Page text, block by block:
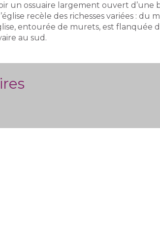
un ossuaire largement ouvert d’une
recèle des richesses variées : du
entourée de murets, est flanquée
au sud.